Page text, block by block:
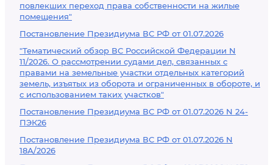
повлекших переход права собственности на жилые
помещения"
Постановление Президиума ВС РФ от 01.07.2026
"Тематический обзор ВС Российской Федерации N
11/2026. О рассмотрении судами дел, связанных с
правами на земельные участки отдельных категорий
земель, изъятых из оборота и ограниченных в обороте, и
с использованием таких участков"
Постановление Президиума ВС РФ от 01.07.2026 N 24-
ПЭК26
Постановление Президиума ВС РФ от 01.07.2026 N
18А/2026